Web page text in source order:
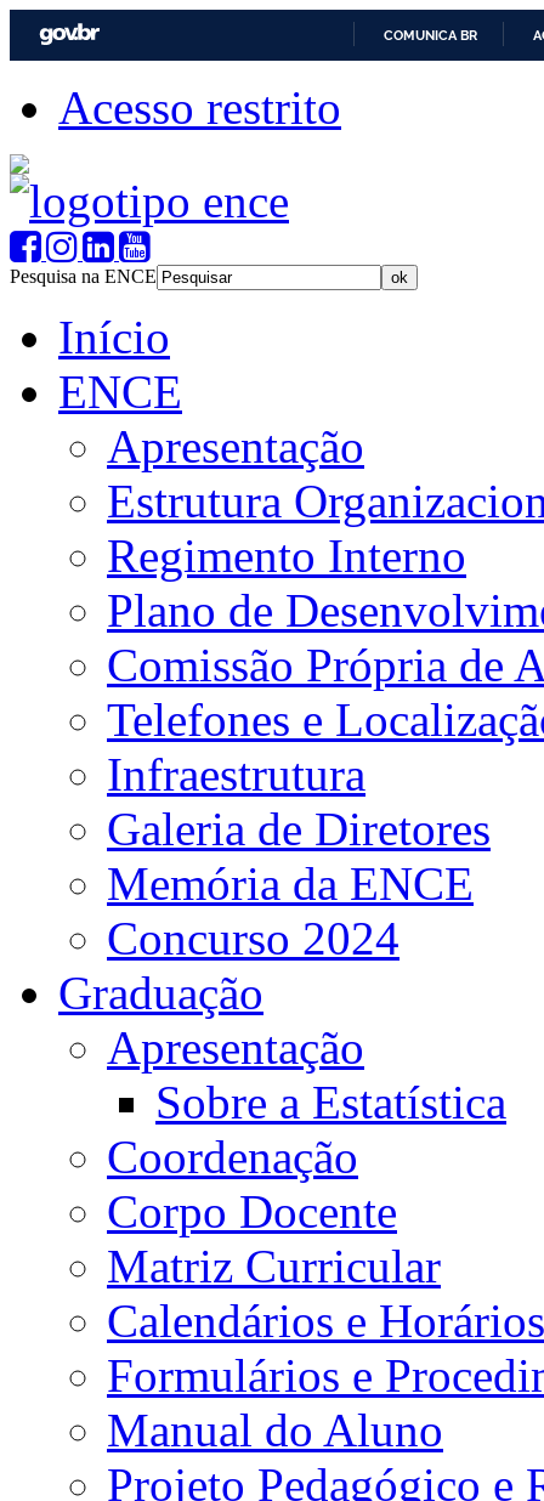
COMUNICA BR
Acesso restrito
Pesquisa na ENCE
Início
ENCE
Apresentação
Estrutura
Regimento Interno
Plano de
Comissão Própria de
Telefones e
Infraestrutura
Galeria de Diretores
Memória da ENCE
Concurso 2024
Graduação
Apresentação
Sobre a Estatística
Coordenação
Corpo Docente
Matriz Curricular
Calendários e Horários
Formulários e
Manual do Aluno
Projeto Pedagógico e